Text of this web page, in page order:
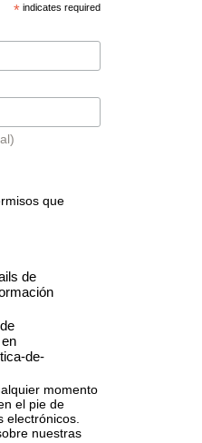
* indicates required
que
de
de-
momento
el pie de
electrónicos.
nuestras